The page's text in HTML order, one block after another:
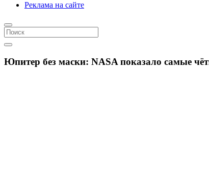
Реклама на сайте
Юпитер без маски: NASA показало самые